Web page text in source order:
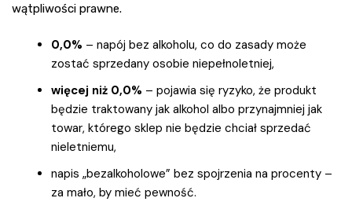
wątpliwości prawne.
0,0% – napój bez alkoholu, co do zasady może
zostać sprzedany osobie niepełnoletniej,
więcej niż 0,0% – pojawia się ryzyko, że produkt
będzie traktowany jak alkohol albo przynajmniej jak
towar, którego sklep nie będzie chciał sprzedać
nieletniemu,
napis „bezalkoholowe” bez spojrzenia na procenty –
za mało, by mieć pewność.